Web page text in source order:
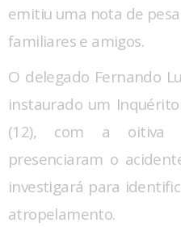
emitiu uma nota de
familiares e amigos.
O delegado Fernando
instaurado um
(12), com a oitiva
presenciaram o
investigará para
atropelamento.